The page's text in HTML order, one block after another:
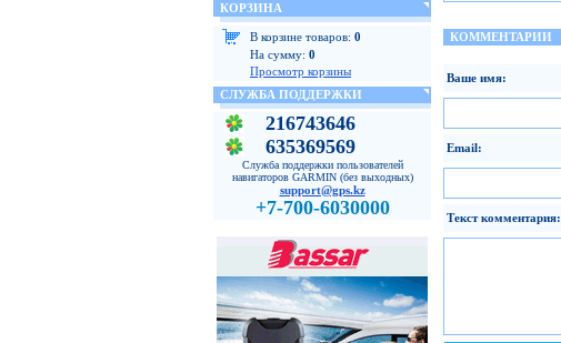
КОРЗИНА
В корзине товаров: 0
На сумму: 0
Просмотр корзины
СЛУЖБА ПОДДЕРЖКИ
216743646
635369569
Служба поддержки пользователей
навигаторов GARMIN (без выходных)
support@gps.kz
+7-700-6030000
КОММЕНТАРИИ
Ваше имя:
Email:
Текст комментария: